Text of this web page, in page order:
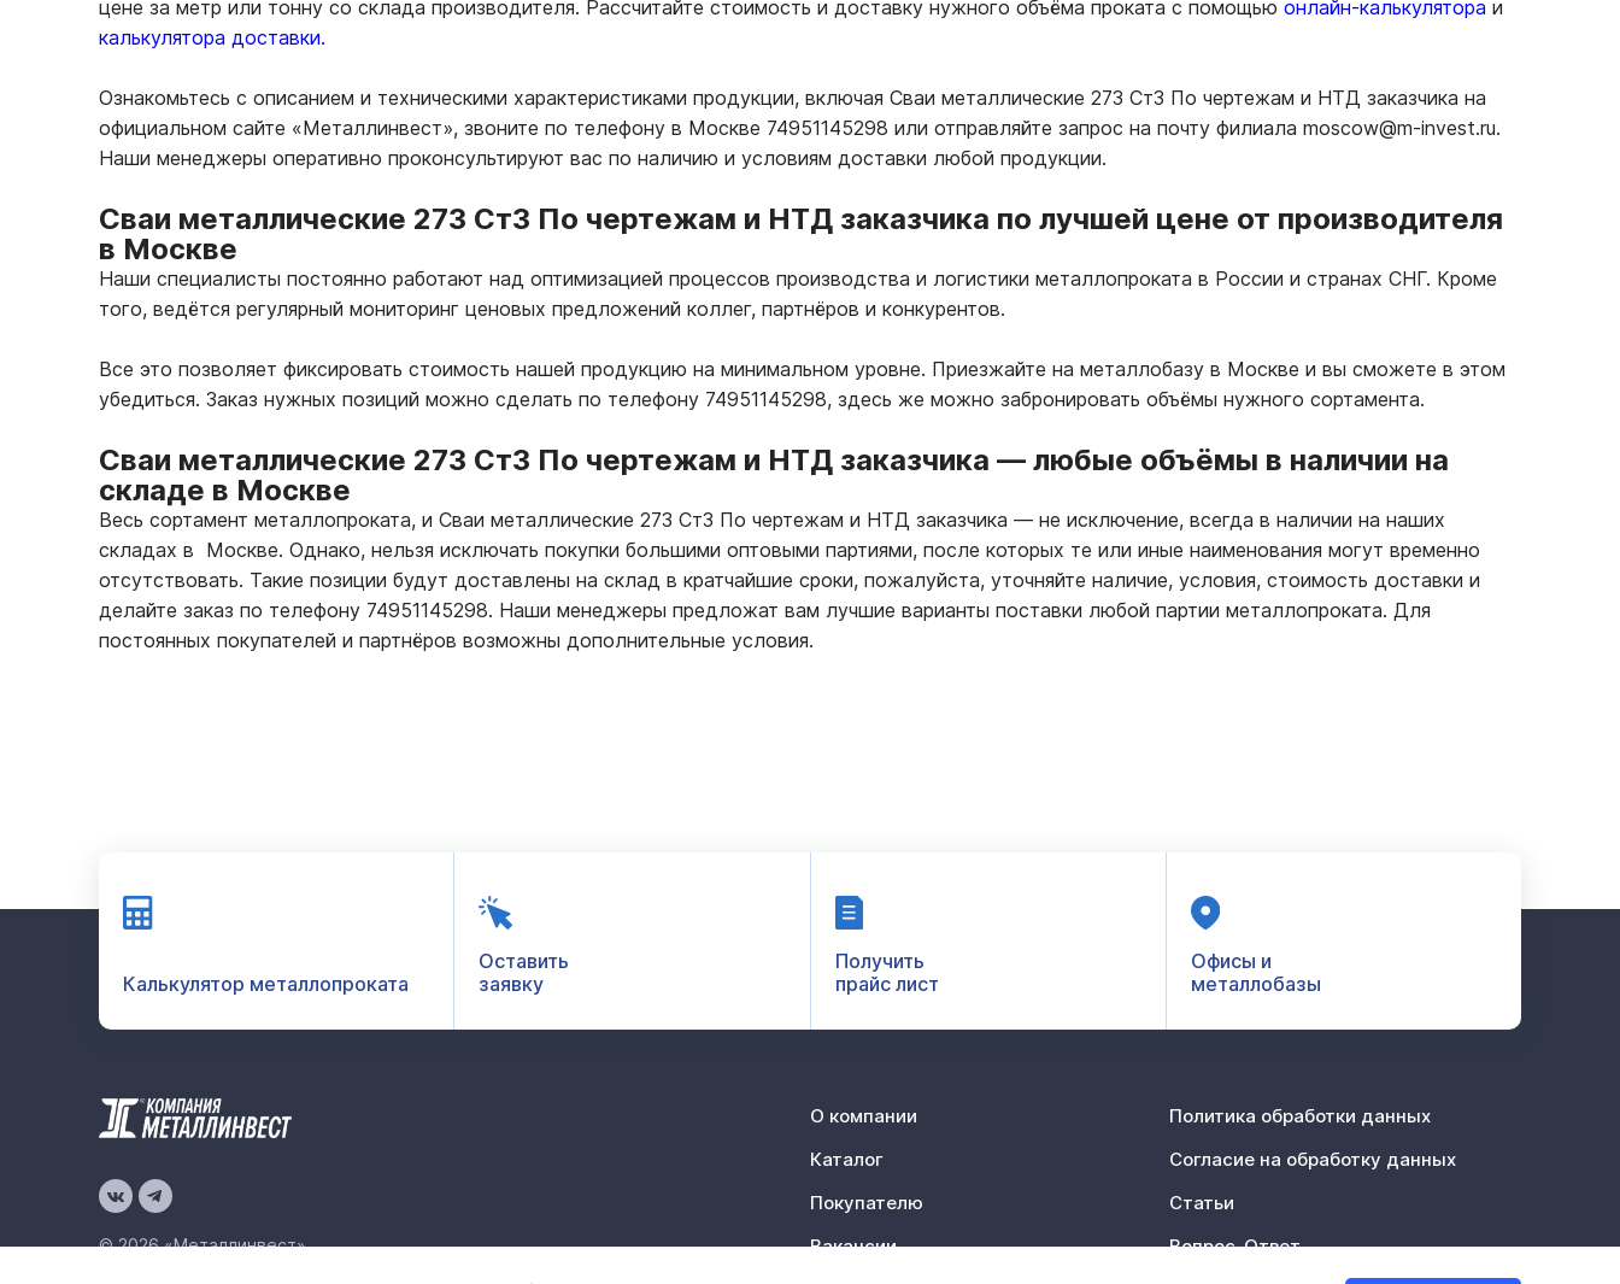
цене за метр или тонну со склада производителя. Рассчитайте стоимость и доставку нужного объёма проката с помощью онлайн-калькулятора и
калькулятора доставки.
Ознакомьтесь с описанием и техническими характеристиками продукции, включая Сваи металлические 273 Ст3 По чертежам и НТД заказчика на
официальном сайте «Металлинвест», звоните по телефону в Москве 74951145298 или отправляйте запрос на почту филиала moscow@m-invest.ru.
Наши менеджеры оперативно проконсультируют вас по наличию и условиям доставки любой продукции.
Сваи металлические 273 Ст3 По чертежам и НТД заказчика по лучшей цене от производителя
в Москве
Наши специалисты постоянно работают над оптимизацией процессов производства и логистики металлопроката в России и странах СНГ. Кроме
того, ведётся регулярный мониторинг ценовых предложений коллег, партнёров и конкурентов.
Все это позволяет фиксировать стоимость нашей продукцию на минимальном уровне. Приезжайте на металлобазу в Москве и вы сможете в этом
убедиться. Заказ нужных позиций можно сделать по телефону 74951145298, здесь же можно забронировать объёмы нужного сортамента.
Сваи металлические 273 Ст3 По чертежам и НТД заказчика — любые объёмы в наличии на
складе в Москве
Весь сортамент металлопроката, и Сваи металлические 273 Ст3 По чертежам и НТД заказчика — не исключение, всегда в наличии на наших
складах в Москве. Однако, нельзя исключать покупки большими оптовыми партиями, после которых те или иные наименования могут временно
отсутствовать. Такие позиции будут доставлены на склад в кратчайшие сроки, пожалуйста, уточняйте наличие, условия, стоимость доставки и
делайте заказ по телефону 74951145298. Наши менеджеры предложат вам лучшие варианты поставки любой партии металлопроката. Для
постоянных покупателей и партнёров возможны дополнительные условия.
Калькулятор металлопроката
Оставить
заявку
Получить
прайс лист
Офисы и
металлобазы
© 2026 «Металлинвест»
О компании
Каталог
Покупателю
Вакансии
Политика обработки данных
Согласие на обработку данных
Статьи
Вопрос-Ответ